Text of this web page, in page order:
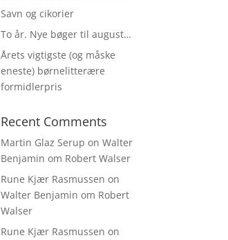
Savn og cikorier
To år. Nye bøger til august…
Årets vigtigste (og måske
eneste) børnelitterære
formidlerpris
Recent Comments
Martin Glaz Serup onWalter
Benjamin om Robert Walser
Rune Kjær Rasmussen on
Walter Benjamin om Robert
Walser
Rune Kjær Rasmussen on